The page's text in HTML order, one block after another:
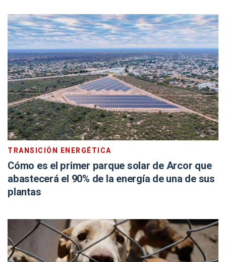
TRANSICIÓN ENERGÉTICA
Cómo es el primer parque solar de Arcor que
abastecerá el 90% de la energía de una de sus
plantas